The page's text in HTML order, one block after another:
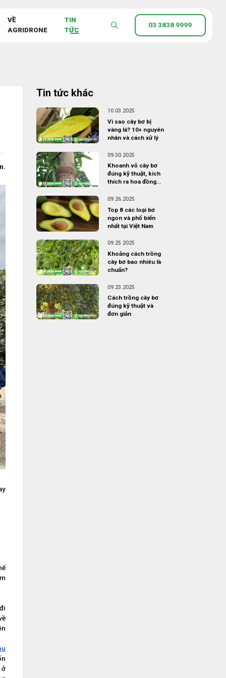
VỀ
AGRIDRONE
TIN
TỨC
03 3838 9999
ở
Tin tức khác
10.03.2025
Vì sao cây bơ bị
vàng lá? 10+ nguyên
nhân và cách xử lý
09.30.2025
Khoanh vỏ cây bơ
đúng kỹ thuật, kích
thích ra hoa đồng
09.26.2025
Top 8 các loại bơ
ngon và phổ biến
nhất tại Việt Nam
09.25.2025
Khoảng cách trồng
cây bơ bao nhiêu là
chuẩn?
09.23.2025
Cách trồng cây bơ
đúng kỹ thuật và
đơn giản